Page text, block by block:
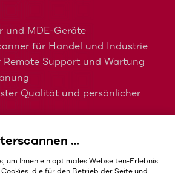
und MDE-Geräte
für Handel und Industrie
Remote Support und Wartung
Qualität und persönlicher
…
um Ihnen ein optimales Webseiten-Erlebnis